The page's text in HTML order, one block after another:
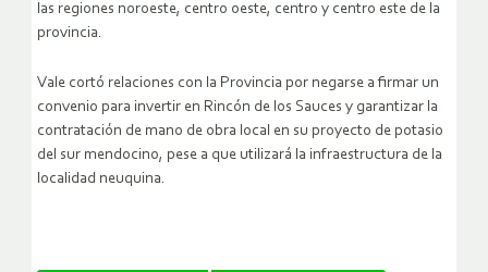
las regiones noroeste, centro oeste, centro y centro este de la
provincia.
Vale cortó relaciones con la Provincia por negarse a firmar un
convenio para invertir en Rincón de los Sauces y garantizar la
contratación de mano de obra local en su proyecto de potasio
del sur mendocino, pese a que utilizará la infraestructura de la
localidad neuquina.